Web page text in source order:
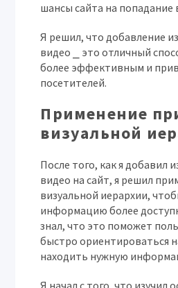
шансы сайта на попадание
Я решил, что добавление
видео ⎯ это отличный
более эффективным и
посетителей.
Применение
визуальной
После того, как я добавил
видео на сайт, я решил
визуальной иерархии,
информацию более
знал, что это поможет
быстро ориентироваться
находить нужную
Я начал с того, что изучил